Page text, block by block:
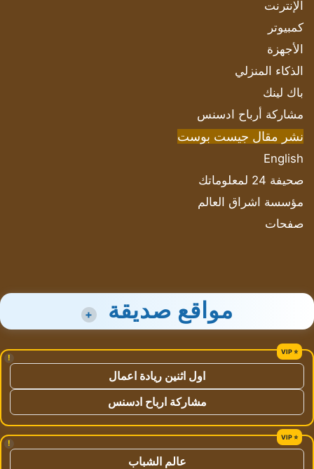
الإنترنت
كمبيوتر
الأجهزة
الذكاء المنزلي
باك لينك
مشاركة أرباح ادسنس
نشر مقال جيست بوست
English
صحيفة 24 لمعلوماتك
مؤسسة اشراق العالم
صفحات
مواقع صديقة +
!
اول اثنين ريادة اعمال
مشاركة ارباح ادسنس
!
عالم الشباب